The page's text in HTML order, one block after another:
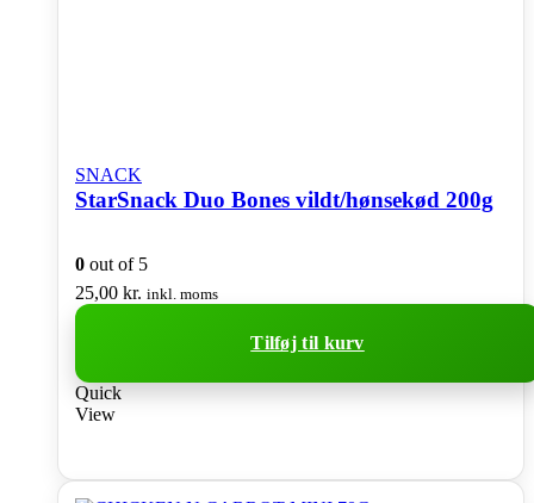
SNACK
StarSnack Duo Bones vildt/hønsekød 200g
0 out of 5
25,00 kr. inkl. moms
Tilføj til kurv
Quick
View